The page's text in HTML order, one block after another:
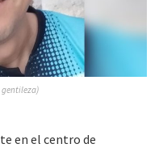
gentileza)
en el centro de